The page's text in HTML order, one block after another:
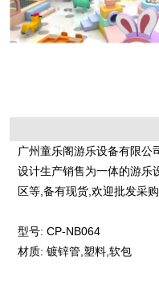
广州童乐阁游乐设备有限公
设计生产销售为一体的游乐
区等,备有现货,欢迎批发采购
型号: CP-NB064
材质: 镀锌管,塑料,软包